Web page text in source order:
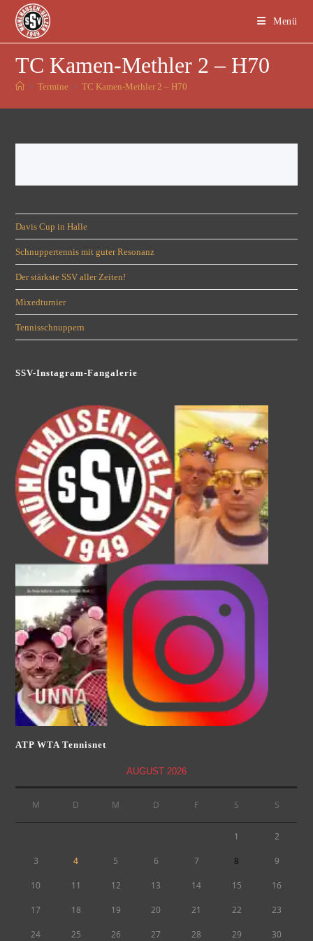
Menü
TC Kamen-Methler 2 – H70
> Termine > TC Kamen-Methler 2 – H70
Davis Cup in Halle
Schnuppertennis mit guter Resonanz
Der stärkste SSV aller Zeiten!
Mixedturnier
Tennisschnuppern
SSV-Instagram-Fangalerie
ATP WTA Tennisnet
AUGUST 2026
M D M D F S S
1 2
3 4 5 6 7 8 9
10 11 12 13 14 15 16
17 18 19 20 21 22 23
24 25 26 27 28 29 30